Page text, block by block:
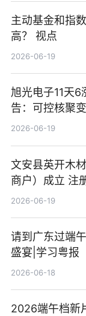
主动基金和指
高？ 视点
2026-06-19
旭光电子11天6
告：可控核聚
前沿热点
2026-06-19
文安县英开木
商户）成立 注
新要闻
2026-06-19
请到广东过端
盛宴|学习粤报
2026-06-18
2026端午档新